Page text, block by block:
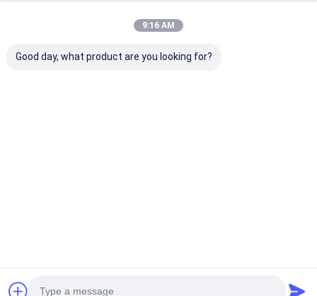
9:16 AM
Good day, what product are you looking for?